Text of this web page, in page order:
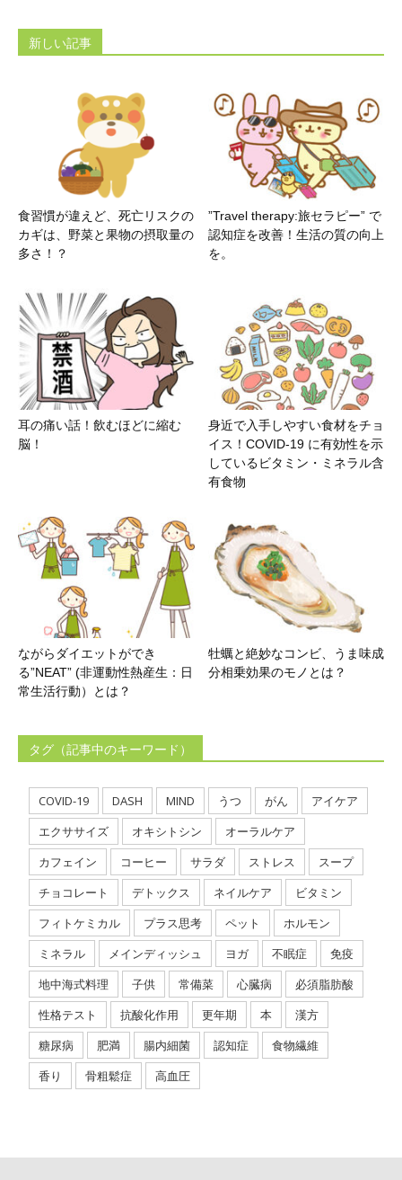
新しい記事
食習慣が違えど、死亡リスクの
カギは、野菜と果物の摂取量の
多さ！？
”Travel therapy:旅セラピー” で
認知症を改善！生活の質の向上
を。
耳の痛い話！飲むほどに縮む
脳！
身近で入手しやすい食材をチョ
イス！COVID-19 に有効性を示
しているビタミン・ミネラル含
有食物
ながらダイエットができ
る”NEAT” (非運動性熱産生：日
常生活行動）とは？
牡蠣と絶妙なコンビ、うま味成
分相乗効果のモノとは？
タグ（記事中のキーワード）
COVID-19 DASH MIND うつ がん
アイケア
エクササイズ
オキシトシン
オーラルケア
カフェイン
コーヒー サラダ ストレス
スープ
チョコレート
デトックス ネイルケア
ビタミン
フィトケミカル
プラス思考 ペット
ホルモン
ミネラル
メインディッシュ ヨガ 不眠症
免疫
地中海式料理
子供 常備菜 心臓病
必須脂肪酸
性格テスト
抗酸化作用 更年期 本
漢方
糖尿病
肥満 腸内細菌 認知症
食物繊維
香り
骨粗鬆症 高血圧